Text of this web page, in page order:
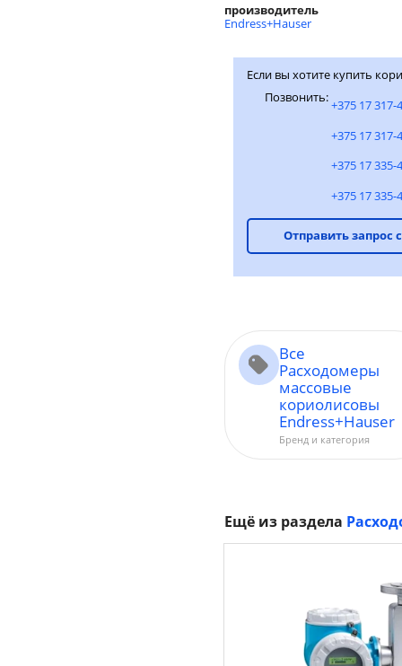
производитель
Endress+Hauser
Если вы хотите купить
Позвонить:
+375 17 317-
+375 17 317-
+375 17 335-
+375 17 335-
Отправить запрос
Все
Расходомеры
массовые
кориолисовы
Endress+Hauser
Бренд и категория
Ещё из раздела